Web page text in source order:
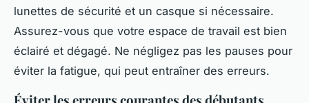
lunettes de sécurité et un casque si nécessaire.
Assurez-vous que votre espace de travail est bien
éclairé et dégagé. Ne négligez pas les pauses pour
éviter la fatigue, qui peut entraîner des erreurs.